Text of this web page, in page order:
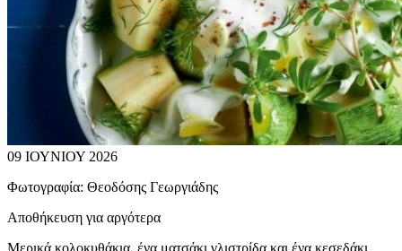
09 ΙΟΥΝΙΟΥ 2026
Φωτογραφία: Θεοδόσης Γεωργιάδης
Αποθήκευση για αργότερα
Μερικά κολοκυθάκια, ένα ματσάκι γλιστρίδα και ένα κεσεδάκι